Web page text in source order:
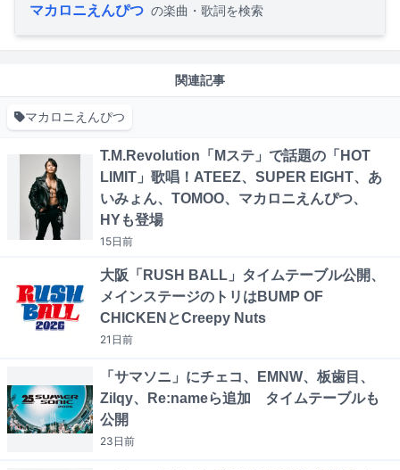
マカロニえんぴつ の楽曲・歌詞を検索
関連記事
マカロニえんぴつ
T.M.Revolution「Mステ」で話題の「HOT
LIMIT」歌唱！ATEEZ、SUPER EIGHT、あ
いみょん、TOMOO、マカロニえんぴつ、
HYも登場
15日前
大阪「RUSH BALL」タイムテーブル公開、
メインステージのトリはBUMP OF
CHICKENとCreepy Nuts
21日前
「サマソニ」にチェコ、EMNW、板歯目、
Zilqy、Re:nameら追加 タイムテーブルも
公開
23日前